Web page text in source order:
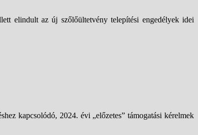
elindult az új szőlőültetvény telepítési engedélyek idei
kapcsolódó, 2024. évi „előzetes” támogatási kérelmek